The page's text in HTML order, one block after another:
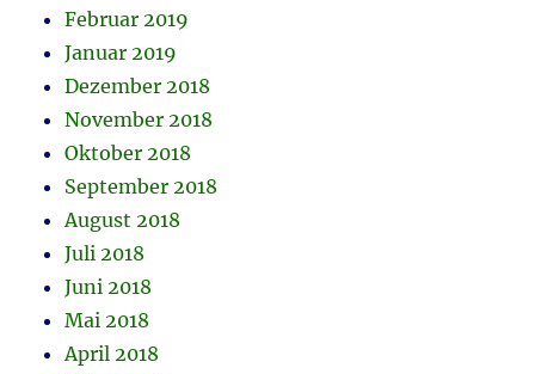
Februar 2019
Januar 2019
Dezember 2018
November 2018
Oktober 2018
September 2018
August 2018
Juli 2018
Juni 2018
Mai 2018
April 2018